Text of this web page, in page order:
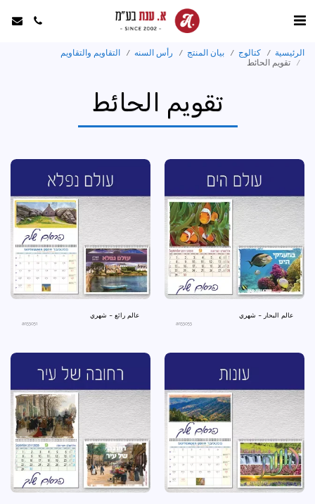
الرئيسية كتالوج بيان المنتج رأس السنه
التقاويم والتقاويم
تقويم الحائط
تقويم الحائط
عالم البحار - شهري
an33053
عالم رائع - شهري
an33051